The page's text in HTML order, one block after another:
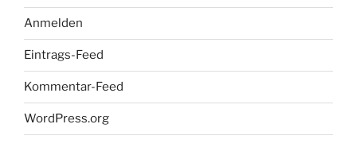
Anmelden
Eintrags-Feed
Kommentar-Feed
WordPress.org